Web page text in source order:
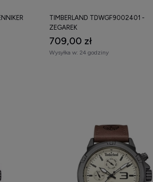
TIMBERLAND TDWGF9002401 -
ZEGAREK
709,00 zł
Wysyłka w: 24 godziny